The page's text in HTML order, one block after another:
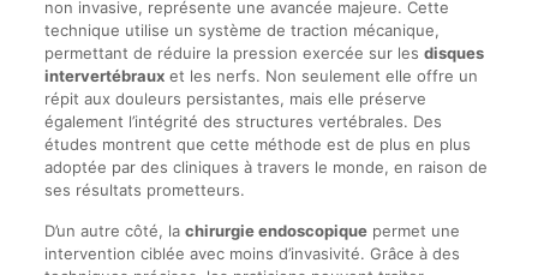
non invasive, représente une avancée majeure. Cette
technique utilise un système de traction mécanique,
permettant de réduire la pression exercée sur les disques
intervertébrauxet les nerfs. Non seulement elle offre un
répit aux douleurs persistantes, mais elle préserve
également l’intégrité des structures vertébrales. Des
études montrent que cette méthode est de plus en plus
adoptée par des cliniques à travers le monde, en raison de
ses résultats prometteurs.
D’un autre côté, la chirurgie endoscopiquepermet une
intervention ciblée avec moins d’invasivité. Grâce à des